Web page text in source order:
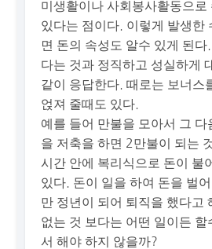
미생활이나 사회봉사활동으로
있다는 점이다. 이렇게 발생한
면 돈의 속성도 알수 있게 된다
다는 것과 정직하고 성실하게
같이 응답한다. 때로는 보너스
얹져 줄때도 있다.
예를 들어 만불을 모아서 그 다
을 저축을 하면 2만불이 되는
시간 안에 복리식으로 돈이 불
있다. 돈이 일을 하여 돈을 벌
만 정년이 되어 퇴직을 했다고
없는 것 보다는 어떤 일이든 할
서 해야 하지 않을까?